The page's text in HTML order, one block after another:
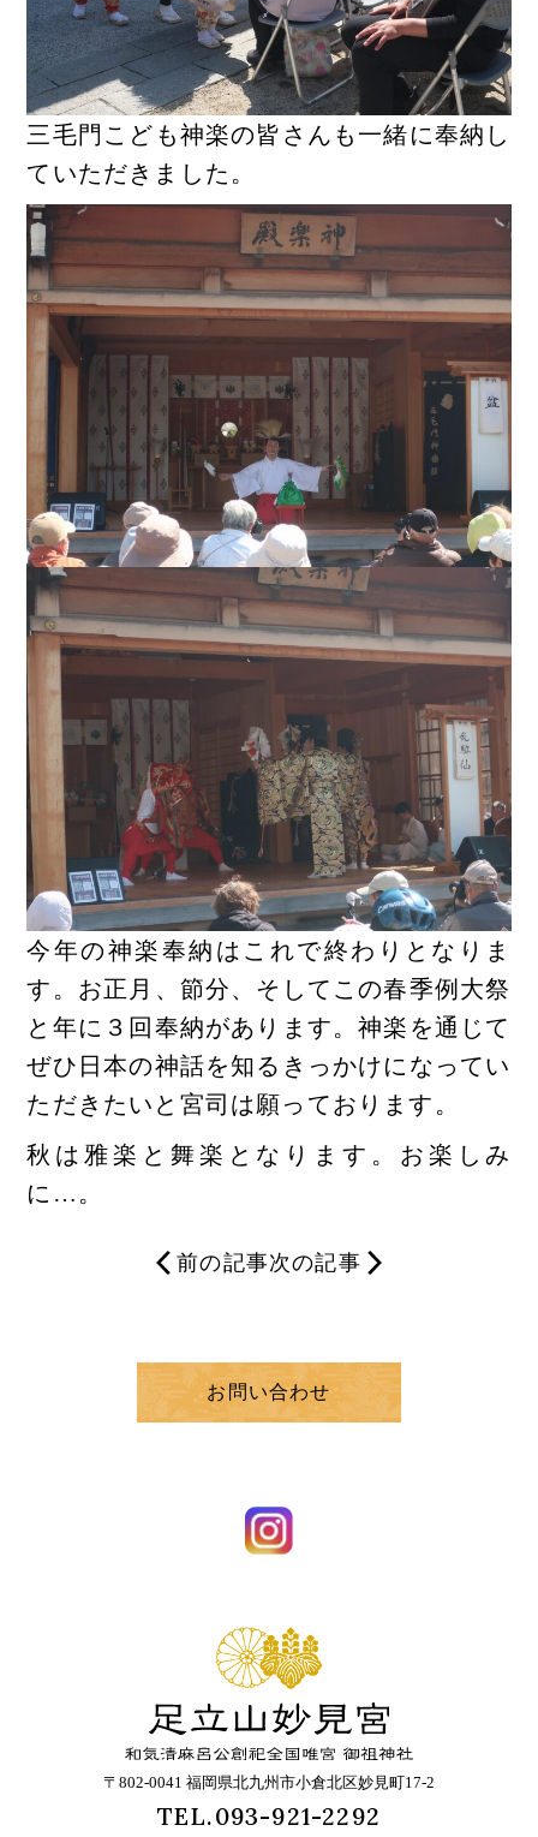
三毛門こども神楽の皆さんも一緒に奉納し
ていただきました。
今年の神楽奉納はこれで終わりとなりま
す。お正月、節分、そしてこの春季例大祭
と年に３回奉納があります。神楽を通じて
ぜひ日本の神話を知るきっかけになってい
ただきたいと宮司は願っております。
秋は雅楽と舞楽となります。お楽しみ
に…。
前の記事次の記事
お問い合わせ
〒802-0041 福岡県北九州市小倉北区妙見町17-2
TEL.093-921-2292